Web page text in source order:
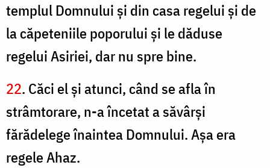
templul Domnului şi din casa regelui şi de
la căpeteniile poporului şi le dăduse
regelui Asiriei, dar nu spre bine.
22. Căci el şi atunci, când se afla în
strâmtorare, n-a încetat a săvârşi
fărădelege înaintea Domnului. Aşa era
regele Ahaz.